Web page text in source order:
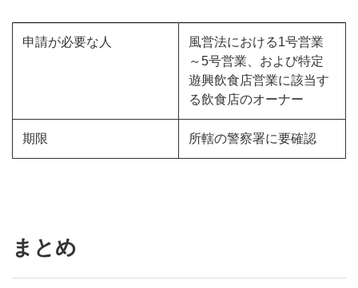
申請が必要な人
風営法における1号営業
～5号営業、および特定
遊興飲食店営業に該当す
る飲食店のオーナー
期限 所轄の警察署に要確認
まとめ